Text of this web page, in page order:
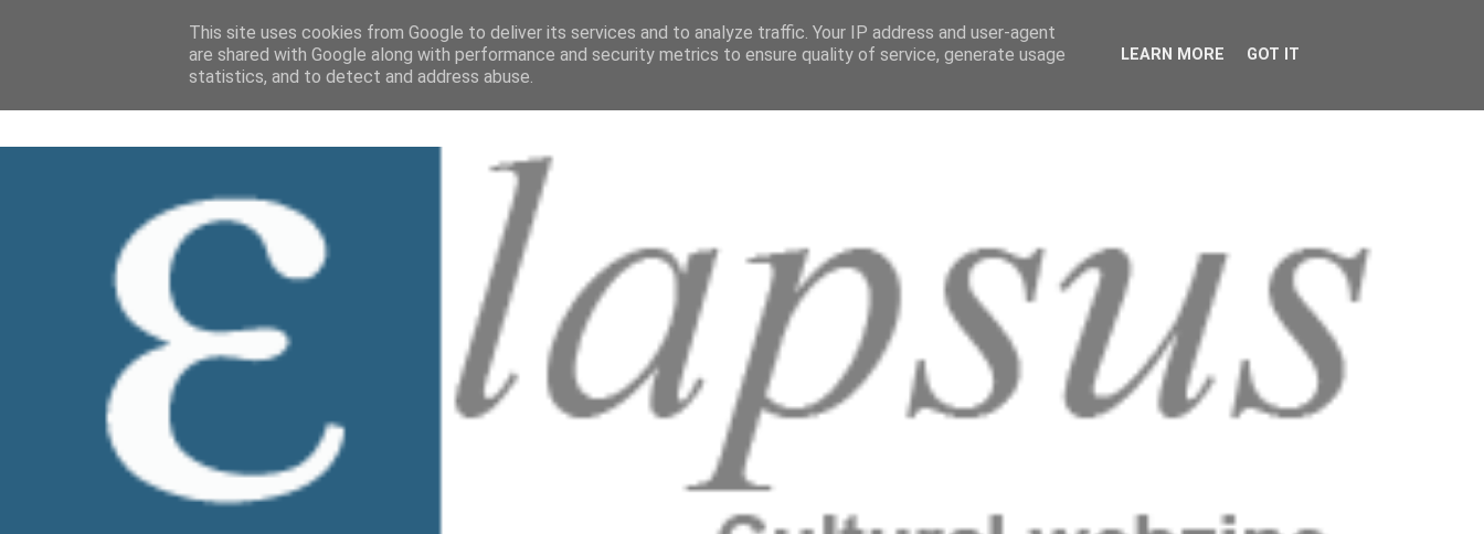
HOME▼ Chi siamo Collabora con noi Recensioni
This site uses cookies from Google to deliver its services and to analyze traffic. Your IP address and user-agent
are shared with Google along with performance and security metrics to ensure quality of service, generate usage
statistics, and to detect and address abuse.
LEARN MORE GOT IT